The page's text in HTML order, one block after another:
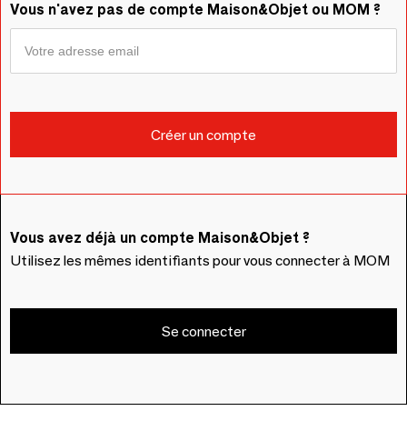
Vous n'avez pas de compte Maison&Objet ou MOM ?
Vous avez déjà un compte Maison&Objet ?
Utilisez les mêmes identifiants pour vous connecter à MOM
Se connecter